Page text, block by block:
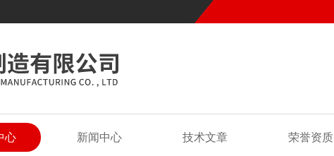
心 新闻中心 技术文章 荣誉资质